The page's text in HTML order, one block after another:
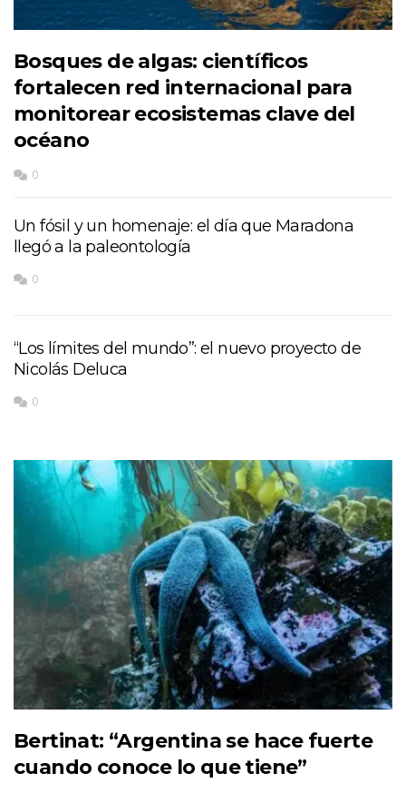
Bosques de algas: científicos
fortalecen red internacional para
monitorear ecosistemas clave del
océano
0
Un fósil y un homenaje: el día que Maradona
llegó a la paleontología
0
“Los límites del mundo”: el nuevo proyecto de
Nicolás Deluca
0
Bertinat: “Argentina se hace fuerte
cuando conoce lo que tiene”